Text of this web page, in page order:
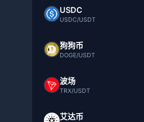
USDC
USDC/USDT
狗狗币
DOGE/USDT
波场
TRX/USDT
艾达币